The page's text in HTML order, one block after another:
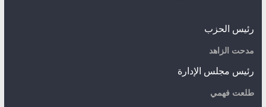
رئيس الحزب
مدحت الزاهد
رئيس مجلس الإدارة
طلعت فهمي